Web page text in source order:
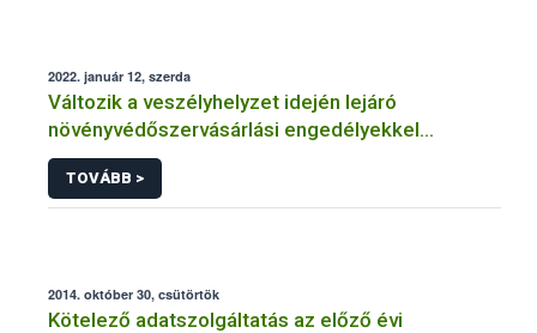
2022. január 12, szerda
Változik a veszélyhelyzet idején lejáró
növényvédőszervásárlási engedélyekkel
kapcsolatos szabályozás
TOVÁBB >
2014. október 30, csütörtök
Kötelező adatszolgáltatás az előző évi